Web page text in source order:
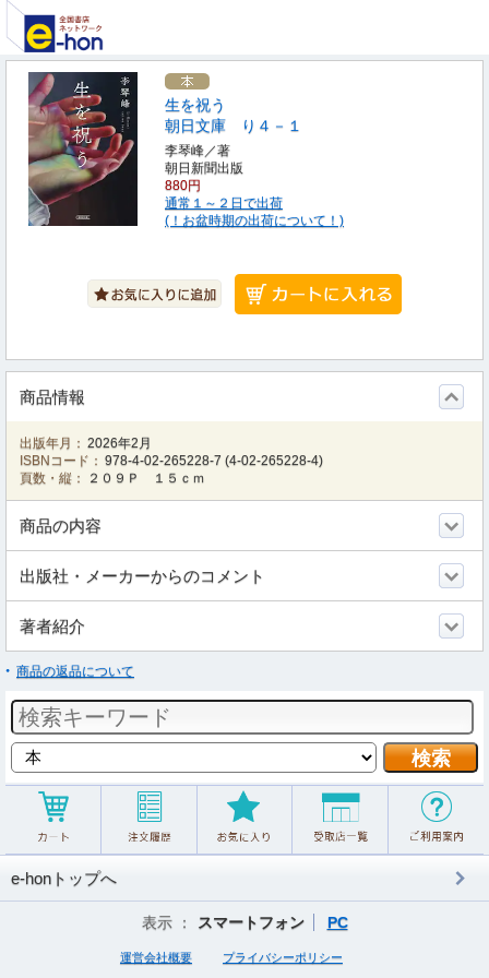
生を祝う
朝日文庫 り４－１
李琴峰／著
朝日新聞出版
880円
通常１～２日で出荷
(！お盆時期の出荷について！)
商品情報
出版年月： 2026年2月
ISBNコード： 978-4-02-265228-7 (4-02-265228-4)
頁数・縦：
２０９Ｐ １５ｃｍ
商品の内容
出版社・メーカーからのコメント
著者紹介
商品の返品について
e-honトップへ
表示 ： スマートフォン PC
運営会社概要 プライバシーポリシー